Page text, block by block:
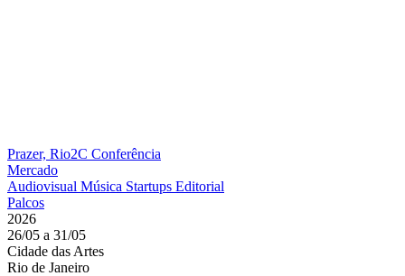
Prazer, Rio2C Conferência
Mercado
Audiovisual Música Startups Editorial
Palcos
2026
26/05 a 31/05
Cidade das Artes
Rio de Janeiro